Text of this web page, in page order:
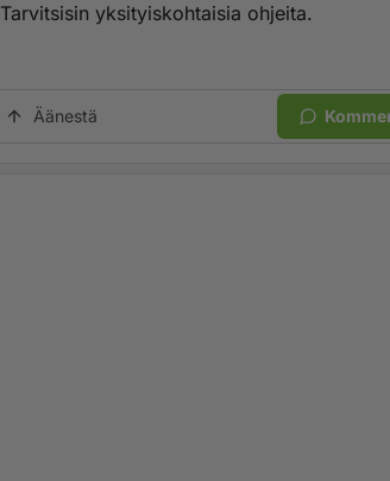
Tarvitsisin yksityiskohtaisia ohjeita.
Äänestä